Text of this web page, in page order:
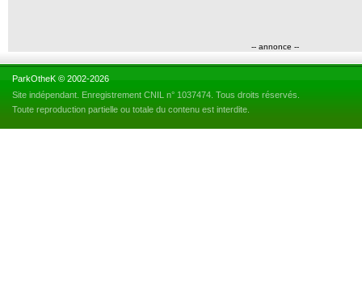
-- annonce --
ParkOtheK © 2002-2026
Site indépendant. Enregistrement CNIL n° 1037474. Tous droits réservés.
Toute reproduction partielle ou totale du contenu est interdite.